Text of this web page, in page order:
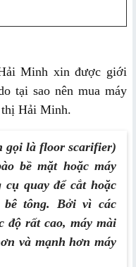
Minh xin được giới
tại sao nên mua máy
thị Hải Minh.
gọi là floor scarifier)
bề mặt hoặc máy
cụ quay để cắt hoặc
bê tông. Bởi vì các
độ rất cao, máy mài
và mạnh hơn máy